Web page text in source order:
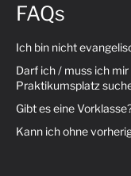
FAQs
Ich bin nicht
Darf ich / muss ich
Praktikumsplatz
Gibt es eine
Kann ich ohne